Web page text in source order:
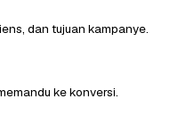
dan tujuan kampanye.
ke konversi.